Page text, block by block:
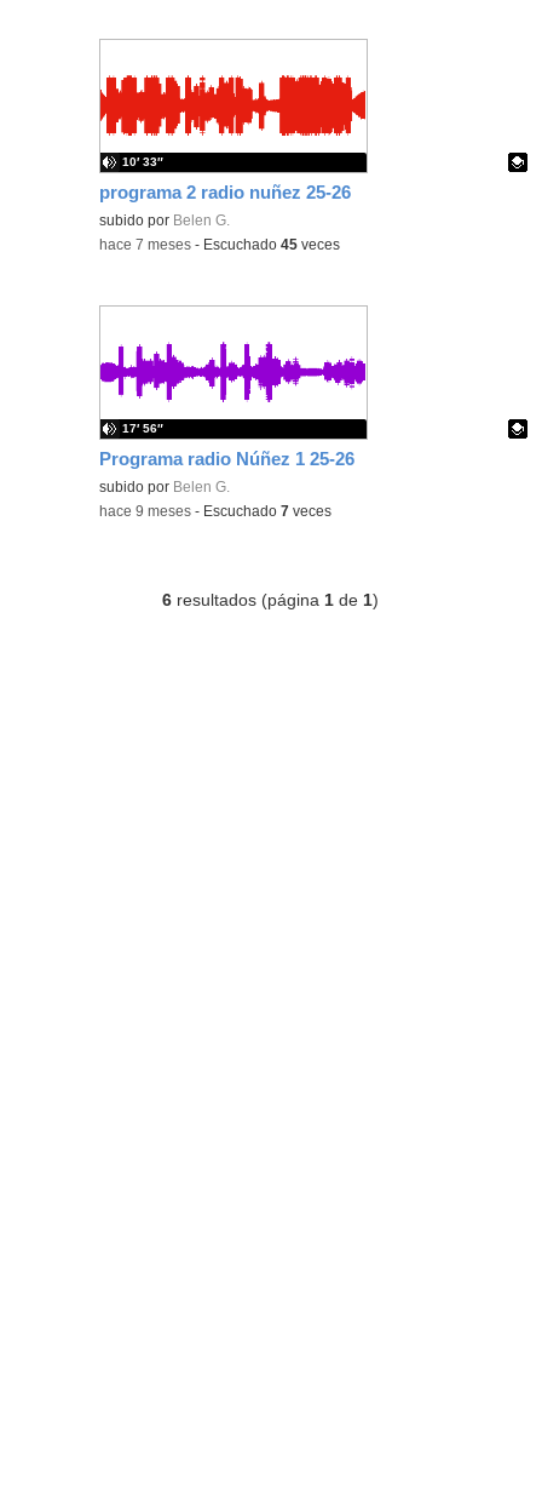
programa 2 radio nuñez 25-26
Contenido educativo.
subido por Belen G.
10′ 33″
-hace 7 meses - Escuchado45 veces
Programa radio Núñez 1 25-26
Contenido educativo.
subido por Belen G.
17′ 56″
-hace 9 meses - Escuchado7 veces
6 resultados (página 1 de 1)